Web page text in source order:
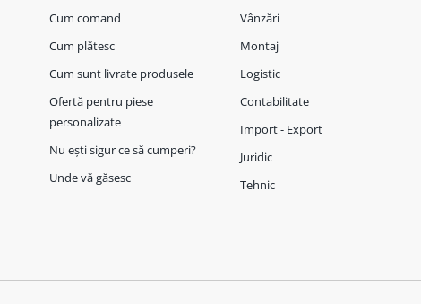
Cum comand
Cum plătesc
Cum sunt livrate produsele
Ofertă pentru piese
personalizate
Nu ești sigur ce să cumperi?
Unde vă găsesc
Vânzări
Montaj
Logistic
Contabilitate
Import - Export
Juridic
Tehnic